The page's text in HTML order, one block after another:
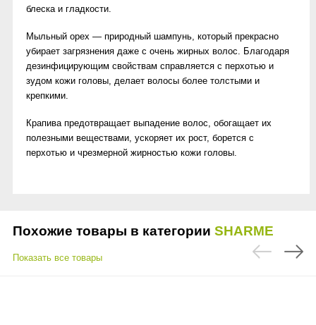
блеска и гладкости.
Мыльный орех — природный шампунь, который прекрасно
убирает загрязнения даже с очень жирных волос. Благодаря
дезинфицирующим свойствам справляется с перхотью и
зудом кожи головы, делает волосы более толстыми и
крепкими.
Крапива предотвращает выпадение волос, обогащает их
полезными веществами, ускоряет их рост, борется с
перхотью и чрезмерной жирностью кожи головы.
Похожие товары в категории SHARME
Показать все товары